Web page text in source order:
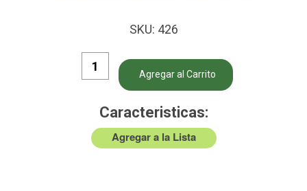
SKU: 426
Agregar al Carrito
Caracteristicas:
Agregar a la Lista